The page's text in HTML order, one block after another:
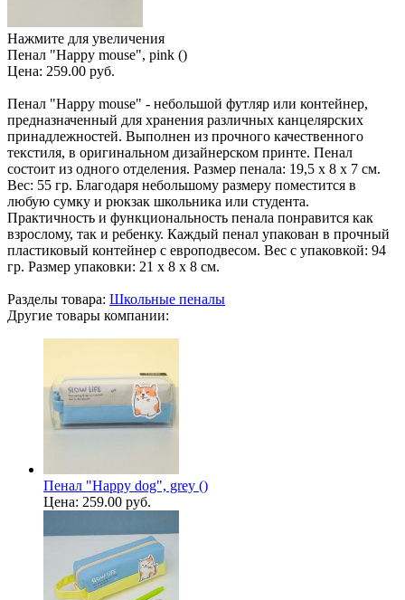
Нажмите для увеличения
Пенал "Happy mouse", pink ()
Цена: 259.00 руб.
Пенал "Happy mouse" - небольшой футляр или контейнер,
предназначенный для хранения различных канцелярских
принадлежностей. Выполнен из прочного качественного
текстиля, в оригинальном дизайнерском принте. Пенал
состоит из одного отделения. Размер пенала: 19,5 х 8 х 7 см.
Вес: 55 гр. Благодаря небольшому размеру поместится в
любую сумку и рюкзак школьника или студента.
Практичность и функциональность пенала понравится как
взрослому, так и ребенку. Каждый пенал упакован в прочный
пластиковый контейнер с европодвесом. Вес с упаковкой: 94
гр. Размер упаковки: 21 х 8 х 8 см.
Разделы товара: Школьные пеналы
Другие товары компании:
Пенал "Happy dog", grey ()
Цена: 259.00 руб.